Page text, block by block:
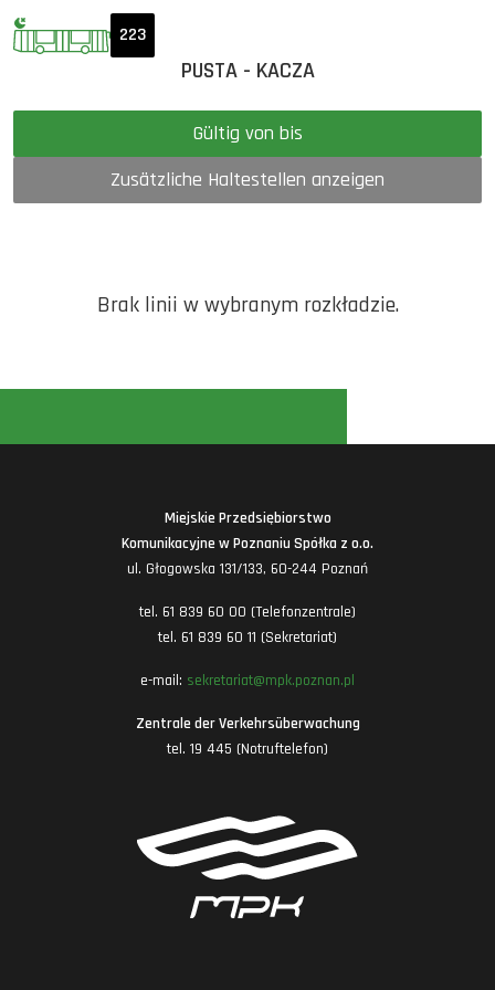
223
PUSTA - KACZA
Gültig von bis
Zusätzliche Haltestellen anzeigen
Brak linii w wybranym rozkładzie.
Miejskie Przedsiębiorstwo
Komunikacyjne w Poznaniu Spółka z o.o.
ul. Głogowska 131/133, 60-244 Poznań
tel. 61 839 60 00 (Telefonzentrale)
tel. 61 839 60 11 (Sekretariat)
e-mail: sekretariat@mpk.poznan.pl
Zentrale der Verkehrsüberwachung
tel. 19 445 (Notruftelefon)